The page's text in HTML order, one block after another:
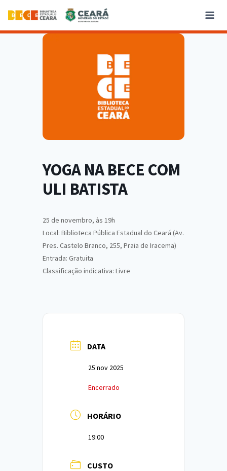
YOGA NA BECE COM
ULI BATISTA
25 de novembro, às 19h
Local: Biblioteca Pública Estadual do Ceará (Av.
Pres. Castelo Branco, 255, Praia de Iracema)
Entrada: Gratuita
Classificação indicativa: Livre
DATA
25 nov 2025
Encerrado
HORÁRIO
19:00
CUSTO